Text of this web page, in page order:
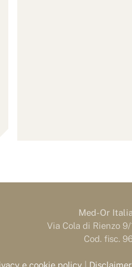
Med-Or
Via Cola di Rienzo 9/
Cod. fisc.
e cookie policy Disclaimer